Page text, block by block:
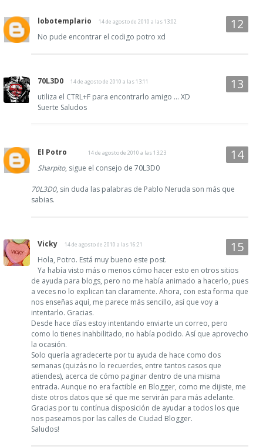
lobotemplario 14 de agosto de 2010 a las 13:02
No pude encontrar el codigo potro xd
70L3D0 14 de agosto de 2010 a las 13:11
utiliza el CTRL+F para encontrarlo amigo ... XD
Suerte Saludos
El Potro 14 de agosto de 2010 a las 13:23
Sharpito, sigue el consejo de 70L3D0
70L3D0, sin duda las palabras de Pablo Neruda son más que
sabias.
Vicky 14 de agosto de 2010 a las 16:21
Hola, Potro. Está muy bueno este post.
Ya había visto más o menos cómo hacer esto en otros sitios
de ayuda para blogs, pero no me había animado a hacerlo, pues
a veces no lo explican tan claramente. Ahora, con esta forma que
nos enseñas aquí, me parece más sencillo, así que voy a
intentarlo. Gracias.
Desde hace días estoy intentando enviarte un correo, pero
como lo tienes inahbilitado, no había podido. Así que aprovecho
la ocasión.
Solo quería agradecerte por tu ayuda de hace como dos
semanas (quizás no lo recuerdes, entre tantos casos que
atiendes), acerca de cómo paginar dentro de una misma
entrada. Aunque no era factible en Blogger, como me dijiste, me
diste otros datos que sé que me servirán para más adelante.
Gracias por tu contínua disposición de ayudar a todos los que
nos paseamos por las calles de Ciudad Blogger.
Saludos!